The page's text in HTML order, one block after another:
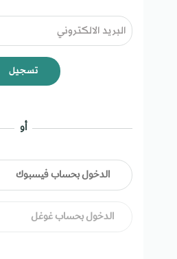
تسجيل
أو
الدخول بحساب فيسبوك
الدخول بحساب غوغل